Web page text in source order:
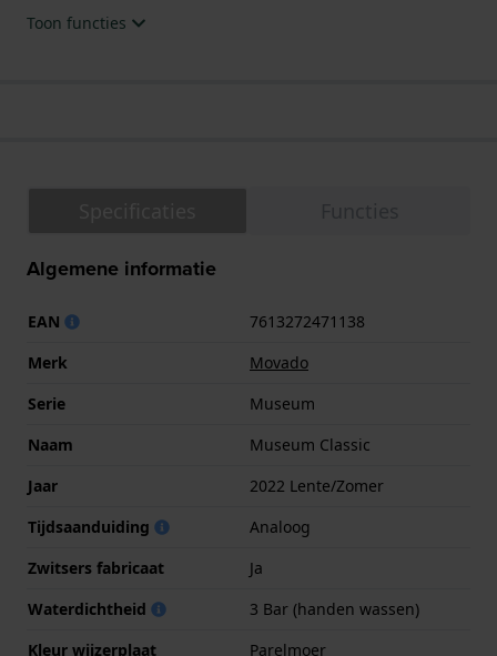
Toon functies
Algemene informatie
EAN
7613272471138
Merk
Movado
Serie
Museum
Naam
Museum Classic
Jaar
2022 Lente/Zomer
Tijdsaanduiding
Analoog
Zwitsers fabricaat
Ja
Waterdichtheid
3 Bar (handen wassen)
Kleur wijzerplaat
Parelmoer